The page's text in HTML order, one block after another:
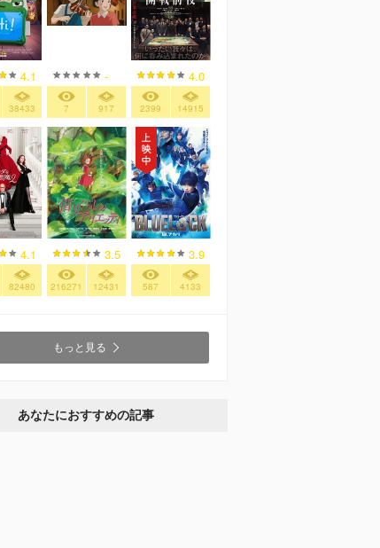
4.1
38433
-
7 917
4.0
2399 14915
4.1
82480
3.5
216271 12431
3.9
587 4133
もっと見る
あなたにおすすめの記事